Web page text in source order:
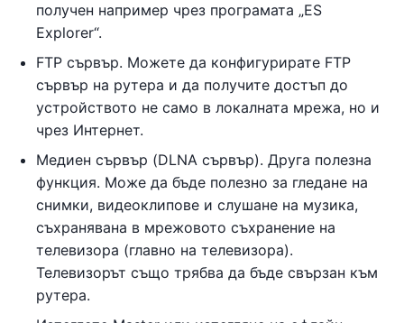
получен например чрез програмата „ES
Explorer“.
FTP сървър. Можете да конфигурирате FTP
сървър на рутера и да получите достъп до
устройството не само в локалната мрежа, но и
чрез Интернет.
Медиен сървър (DLNA сървър). Друга полезна
функция. Може да бъде полезно за гледане на
снимки, видеоклипове и слушане на музика,
съхранявана в мрежовото съхранение на
телевизора (главно на телевизора).
Телевизорът също трябва да бъде свързан към
рутера.